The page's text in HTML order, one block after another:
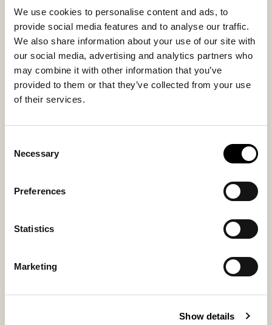
We use cookies to personalise content and ads, to
provide social media features and to analyse our traffic.
We also share information about your use of our site with
our social media, advertising and analytics partners who
may combine it with other information that you’ve
provided to them or that they’ve collected from your use
of their services.
Selection
Necessary
Preferences
Statistics
Marketing
Show details
Betrækket i fårskind er aftageligt og vaskbart med
snøring i bunden. Undersiden i vævet tekstil giver
stabilitet, samtidig med at puffen bliver et dekorativt
og funktionelt indslag i hjemmet.
Indvendigt materiale
Sheepskin
Udvendigt materiale